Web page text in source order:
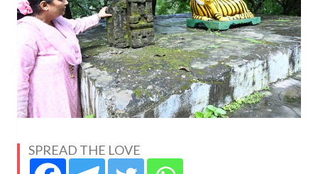
SPREAD THE LOVE